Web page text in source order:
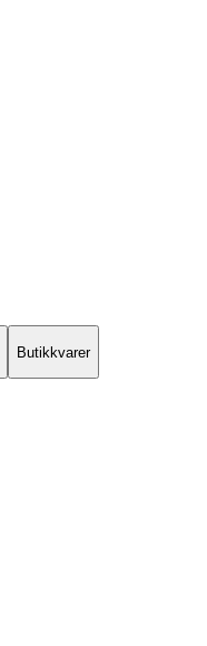
Butikkvarer